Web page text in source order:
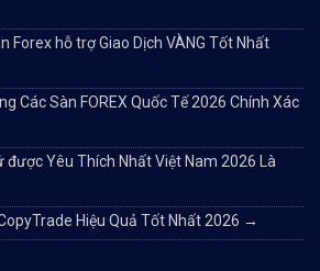
Forex hỗ trợ Giao Dịch VÀNG Tốt Nhất
Các Sàn FOREX Quốc Tế 2026 Chính Xác
được Yêu Thích Nhất Việt Nam 2026 Là
Hiệu Quả Tốt Nhất 2026 →